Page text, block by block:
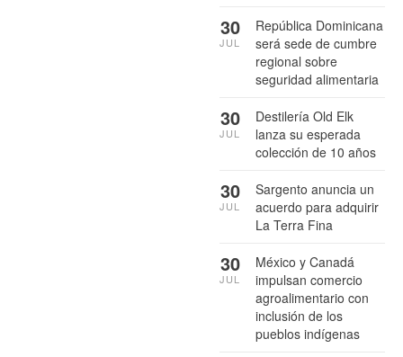
República Dominicana
será sede de cumbre
regional sobre
seguridad alimentaria
30
JUL
Destilería Old Elk
lanza su esperada
colección de 10 años
30
JUL
Sargento anuncia un
acuerdo para adquirir
La Terra Fina
30
JUL
México y Canadá
impulsan comercio
agroalimentario con
inclusión de los
pueblos indígenas
30
JUL